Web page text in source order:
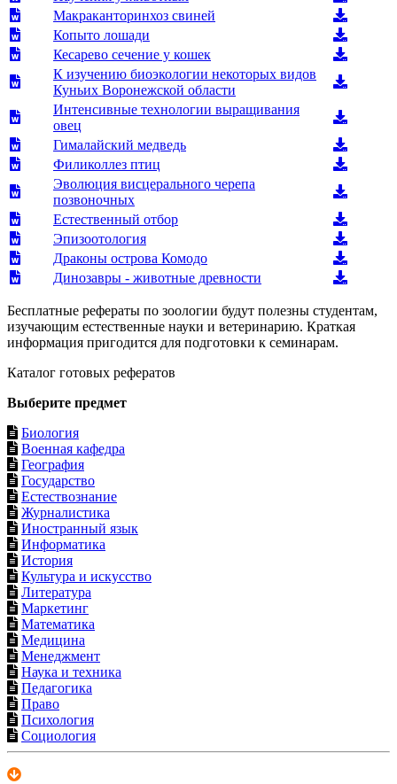
Макраканторинхоз свиней
Копыто лошади
Кесарево сечение у кошек
К изучению биоэкологии некоторых видов
Куньих Воронежской области
Интенсивные технологии выращивания
овец
Гималайский медведь
Филиколлез птиц
Эволюция висцерального черепа
позвоночных
Естественный отбор
Эпизоотология
Драконы острова Комодо
Динозавры - животные древности
Бесплатные рефераты по зоологии будут полезны студентам,
изучающим естественные науки и ветеринарию. Краткая
информация пригодится для подготовки к семинарам.
Каталог готовых рефератов
Выберите предмет
Биология
Военная кафедра
География
Государство
Естествознание
Журналистика
Иностранный язык
Информатика
История
Культура и искусство
Литература
Маркетинг
Математика
Медицина
Менеджмент
Наука и техника
Педагогика
Право
Психология
Социология